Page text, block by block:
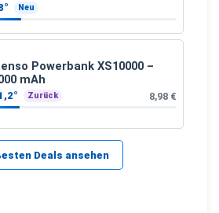
Neu
Powerbank XS10000 –
mAh
Zurück 8,98 €
Deals ansehen